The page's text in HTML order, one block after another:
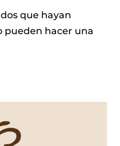
que hayan
pueden hacer una